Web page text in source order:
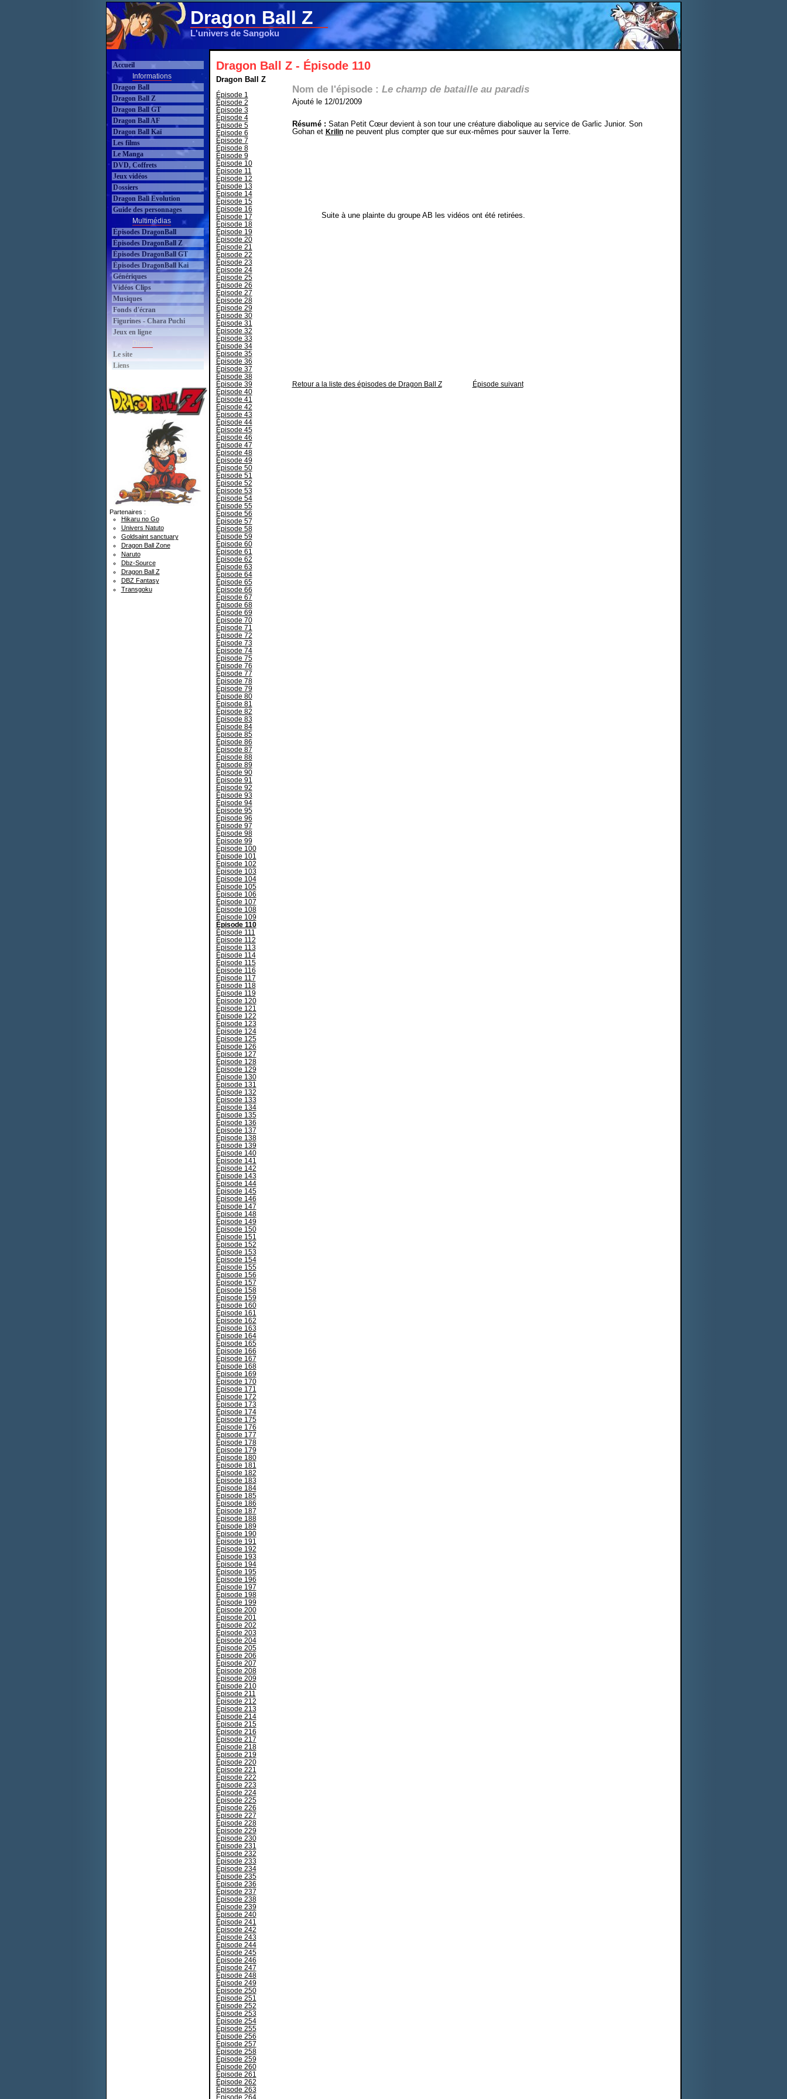
Dragon Ball Z
L'univers de Sangoku
Accueil
Informations
Dragon Ball
Dragon Ball Z
Dragon Ball GT
Dragon Ball AF
Dragon Ball Kaï
Les films
Le Manga
DVD, Coffrets
Jeux vidéos
Dossiers
Dragon Ball Evolution
Guide des personnages
Multimédias
Épisodes DragonBall
Épisodes DragonBall Z
Épisodes DragonBall GT
Épisodes DragonBall Kai
Génériques
Vidéos Clips
Musiques
Fonds d'écran
Figurines - Chara Puchi
Jeux en ligne
Le site
Liens
Partenaires :
Hikaru no Go
Univers Natuto
Goldsaint sanctuary
Dragon Ball Zone
Naruto
Dbz-Source
Dragon Ball Z
DBZ Fantasy
Transgoku
Dragon Ball Z - Épisode 110
Dragon Ball Z
Épisode 1
Épisode 2
Épisode 3
Épisode 4
Épisode 5
Épisode 6
Épisode 7
Épisode 8
Épisode 9
Épisode 10
Épisode 11
Épisode 12
Épisode 13
Épisode 14
Épisode 15
Épisode 16
Épisode 17
Épisode 18
Épisode 19
Épisode 20
Épisode 21
Épisode 22
Épisode 23
Épisode 24
Épisode 25
Épisode 26
Épisode 27
Épisode 28
Épisode 29
Épisode 30
Épisode 31
Épisode 32
Épisode 33
Épisode 34
Épisode 35
Épisode 36
Épisode 37
Épisode 38
Épisode 39
Épisode 40
Épisode 41
Épisode 42
Épisode 43
Épisode 44
Épisode 45
Épisode 46
Épisode 47
Épisode 48
Épisode 49
Épisode 50
Épisode 51
Épisode 52
Épisode 53
Épisode 54
Épisode 55
Épisode 56
Épisode 57
Épisode 58
Épisode 59
Épisode 60
Épisode 61
Épisode 62
Épisode 63
Épisode 64
Épisode 65
Épisode 66
Épisode 67
Épisode 68
Épisode 69
Épisode 70
Épisode 71
Épisode 72
Épisode 73
Épisode 74
Épisode 75
Épisode 76
Épisode 77
Épisode 78
Épisode 79
Épisode 80
Épisode 81
Épisode 82
Épisode 83
Épisode 84
Épisode 85
Épisode 86
Épisode 87
Épisode 88
Épisode 89
Épisode 90
Épisode 91
Épisode 92
Épisode 93
Épisode 94
Épisode 95
Épisode 96
Épisode 97
Épisode 98
Épisode 99
Épisode 100
Épisode 101
Épisode 102
Épisode 103
Épisode 104
Épisode 105
Épisode 106
Épisode 107
Épisode 108
Épisode 109
Épisode 110
Épisode 111
Épisode 112
Épisode 113
Épisode 114
Épisode 115
Épisode 116
Épisode 117
Épisode 118
Épisode 119
Épisode 120
Épisode 121
Épisode 122
Épisode 123
Épisode 124
Épisode 125
Épisode 126
Épisode 127
Épisode 128
Épisode 129
Épisode 130
Épisode 131
Épisode 132
Épisode 133
Épisode 134
Épisode 135
Épisode 136
Épisode 137
Épisode 138
Épisode 139
Épisode 140
Épisode 141
Épisode 142
Épisode 143
Épisode 144
Épisode 145
Épisode 146
Épisode 147
Épisode 148
Épisode 149
Épisode 150
Épisode 151
Épisode 152
Épisode 153
Épisode 154
Épisode 155
Épisode 156
Épisode 157
Épisode 158
Épisode 159
Épisode 160
Épisode 161
Épisode 162
Épisode 163
Épisode 164
Épisode 165
Épisode 166
Épisode 167
Épisode 168
Épisode 169
Épisode 170
Épisode 171
Épisode 172
Épisode 173
Épisode 174
Épisode 175
Épisode 176
Épisode 177
Épisode 178
Épisode 179
Épisode 180
Épisode 181
Épisode 182
Épisode 183
Épisode 184
Épisode 185
Épisode 186
Épisode 187
Épisode 188
Épisode 189
Épisode 190
Épisode 191
Épisode 192
Épisode 193
Épisode 194
Épisode 195
Épisode 196
Épisode 197
Épisode 198
Épisode 199
Épisode 200
Épisode 201
Épisode 202
Épisode 203
Épisode 204
Épisode 205
Épisode 206
Épisode 207
Épisode 208
Épisode 209
Épisode 210
Épisode 211
Épisode 212
Épisode 213
Épisode 214
Épisode 215
Épisode 216
Épisode 217
Épisode 218
Épisode 219
Épisode 220
Épisode 221
Épisode 222
Épisode 223
Épisode 224
Épisode 225
Épisode 226
Épisode 227
Épisode 228
Épisode 229
Épisode 230
Épisode 231
Épisode 232
Épisode 233
Épisode 234
Épisode 235
Épisode 236
Épisode 237
Épisode 238
Épisode 239
Épisode 240
Épisode 241
Épisode 242
Épisode 243
Épisode 244
Épisode 245
Épisode 246
Épisode 247
Épisode 248
Épisode 249
Épisode 250
Épisode 251
Épisode 252
Épisode 253
Épisode 254
Épisode 255
Épisode 256
Épisode 257
Épisode 258
Épisode 259
Épisode 260
Épisode 261
Épisode 262
Épisode 263
Épisode 264
Nom de l'épisode : Le champ de bataille au paradis
Ajouté le 12/01/2009
Résumé : Satan Petit Cœur devient à son tour une créature diabolique au service de Garlic Junior. Son
Gohan et Krilinne peuvent plus compter que sur eux-mêmes pour sauver la Terre.
Suite à une plainte du groupe AB les vidéos ont été retirées.
Retour a la liste des épisodes de Dragon Ball Z Épisode suivant